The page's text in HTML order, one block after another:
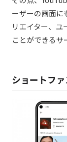
ーザーの画面に
リエイター、ユ
ことができるサ
ショートフ